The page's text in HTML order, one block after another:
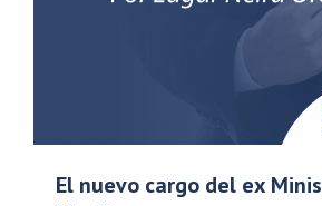
El nuevo cargo del ex